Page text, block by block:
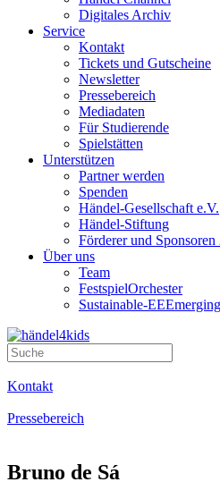
Digitales Archiv
Service
Kontakt
Tickets und Gutscheine
Newsletter
Pressebereich
Mediadaten
Für Studierende
Spielstätten
Unterstützen
Partner werden
Spenden
Händel-Gesellschaft e.V.
Händel-Stiftung
Förderer und Sponsoren
Über uns
Team
FestspielOrchester
Sustainable-EEEmerging
Kontakt
Pressebereich
Bruno de Sá